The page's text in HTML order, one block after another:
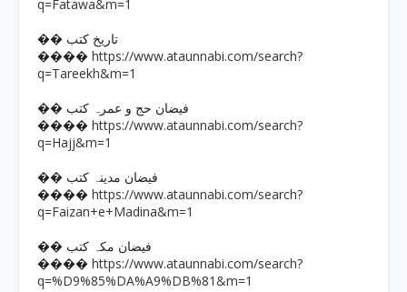
q=Fatawa&m=1
�� تاریخ کتب
���� https://www.ataunnabi.com/search?
q=Tareekh&m=1
�� فیضان حج و عمرہ کتب
���� https://www.ataunnabi.com/search?
q=Hajj&m=1
�� فیضان مدینہ کتب
���� https://www.ataunnabi.com/search?
q=Faizan+e+Madina&m=1
�� فیضان مکہ کتب
���� https://www.ataunnabi.com/search?
q=%D9%85%DA%A9%DB%81&m=1